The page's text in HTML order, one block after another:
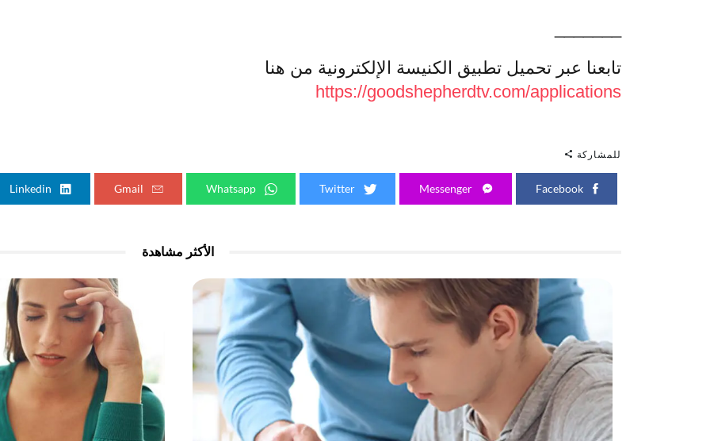
تابعنا عبر تحميل تطبيق الكنيسة الإلكترونية من هنا
https://goodshepherdtv.com/applications
للمشاركة
الأكثر مشاهدة